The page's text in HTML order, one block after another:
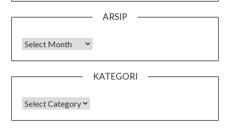
ARSIP
Arsip
KATEGORI
KATEGORI